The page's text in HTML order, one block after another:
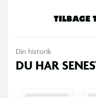
mens børnene lærer om
Sættet indeholder alt,
oplevelse: vulkanforme,
eksperimenterne og
TILBAGE
Din historik
DU HAR